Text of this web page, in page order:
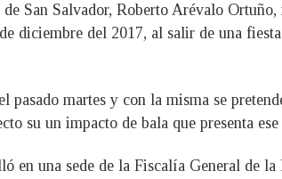
San Salvador, Roberto Arévalo
diciembre del 2017, al salir de una
pasado martes y con la misma se
su un impacto de bala que presenta
en una sede de la Fiscalía General de